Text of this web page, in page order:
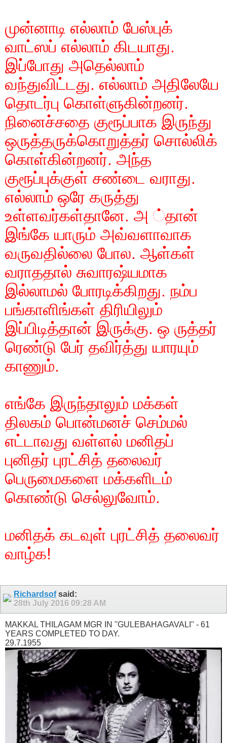
முன்னாடி எல்லாம் பேஸ்புக்
வாட்ஸப் எல்லாம் கிடயாது.
இப்போது அதெல்லாம்
வந்துவிட்டது. எல்லாம் அதிலேயே
தொடர்பு கொள்ளுகின்றனர்.
நினைச்சதை குரூப்பாக இருந்து
ஒருத்தருக்கொறுத்தர் சொல்லிக்
கொள்கின்றனர். அந்த
குரூப்புக்குள் சண்டை வராது.
எல்லாம் ஒரே கருத்து
உள்ளவர்கள்தானே. அ ்தான்
இங்கே யாரும் அவ்வளாவாக
வருவதில்லை போல. ஆள்கள்
வராததால் சுவாரஷ்யமாக
இல்லாமல் போரடிக்கிறது. நம்ப
பங்காளிங்கள் திரியிலும்
இப்பிடித்தான் இருக்கு. ஒ ருத்தர்
ரெண்டு பேர் தவிர்த்து யாரயும்
காணும்.
எங்கே இருந்தாலும் மக்கள்
திலகம் பொன்மனச் செம்மல்
எட்டாவது வள்ளல் மனிதப்
புனிதர் புரட்சித் தலைவர்
பெருமைகளை மக்களிடம்
கொண்டு செல்லுவோம்.
மனிதக் கடவுள் புரட்சித் தலைவர்
வாழ்க!
Richardsofsaid:
28th July 2016 09:28 AM
MAKKAL THILAGAM MGR IN ''GULEBAHAGAVALI'' - 61
YEARS COMPLETED TO DAY.
29.7.1955